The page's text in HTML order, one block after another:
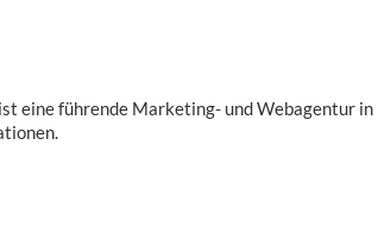
eine führende Marketing- und Webagentur